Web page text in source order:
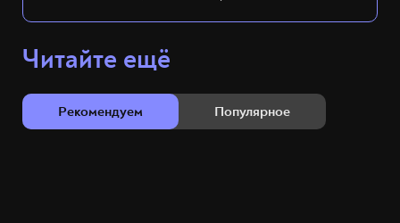
Читайте ещё
Рекомендуем Популярное